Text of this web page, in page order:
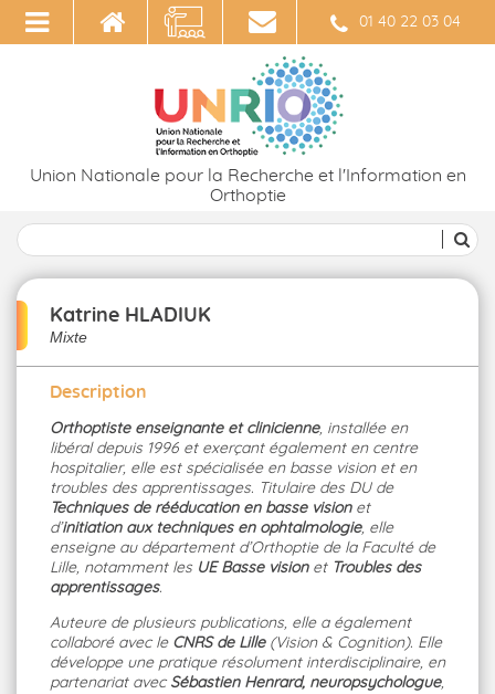
01 40 22 03 04
Union Nationale pour la Recherche et l'Information en
Orthoptie
Katrine HLADIUK
Mixte
Description
Orthoptiste enseignante et clinicienne, installée en
libéral depuis 1996 et exerçant également en centre
hospitalier, elle est spécialisée en basse vision et en
troubles des apprentissages. Titulaire des DU de
Techniques de rééducation en basse visionet
d’initiation aux techniques en ophtalmologie, elle
enseigne au département d’Orthoptie de la Faculté de
Lille, notamment les UE Basse visionet Troubles des
apprentissages.
Auteure de plusieurs publications, elle a également
collaboré avec le CNRS de Lille(Vision & Cognition). Elle
développe une pratique résolument interdisciplinaire, en
partenariat avec Sébastien Henrard, neuropsychologue,